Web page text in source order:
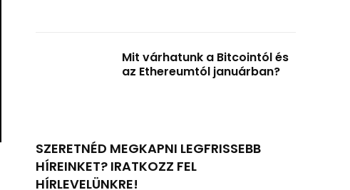
Mit várhatunk a Bitcointól és
az Ethereumtól januárban?
SZERETNÉD MEGKAPNI LEGFRISSEBB
HÍREINKET? IRATKOZZ FEL
HÍRLEVELÜNKRE!